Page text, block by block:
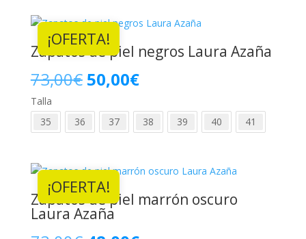
85,00€.
80,00€.
¡OFERTA!
Zapatos de piel negros Laura Azaña
73,00€ El
precio
original
73,00€.
50,00€El
precio
actual
50,00€.
Talla
35
36 37 38 39 40 41
¡OFERTA!
Zapatos de piel marrón oscuro
Laura Azaña